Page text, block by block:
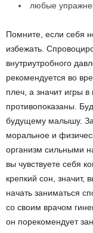
любые
Помните, если себя
избежать.
внутриутробного
рекомендуется во
плеч, а значит игры
противопоказаны.
будущему малышу.
моральное и
организм сильными
вы чувствуете себя
крепкий сон, значит,
начать заниматься
со своим врачом
он порекомендует